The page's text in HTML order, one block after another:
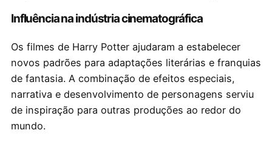
Influência na indústria cinematográfica
Os filmes de Harry Potter ajudaram a estabelecer
novos padrões para adaptações literárias e franquias
de fantasia. A combinação de efeitos especiais,
narrativa e desenvolvimento de personagens serviu
de inspiração para outras produções ao redor do
mundo.